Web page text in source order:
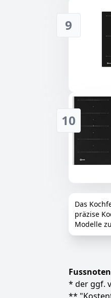
9
10
Das
präzise
Modelle
Fussnoten
* der ggf.
**